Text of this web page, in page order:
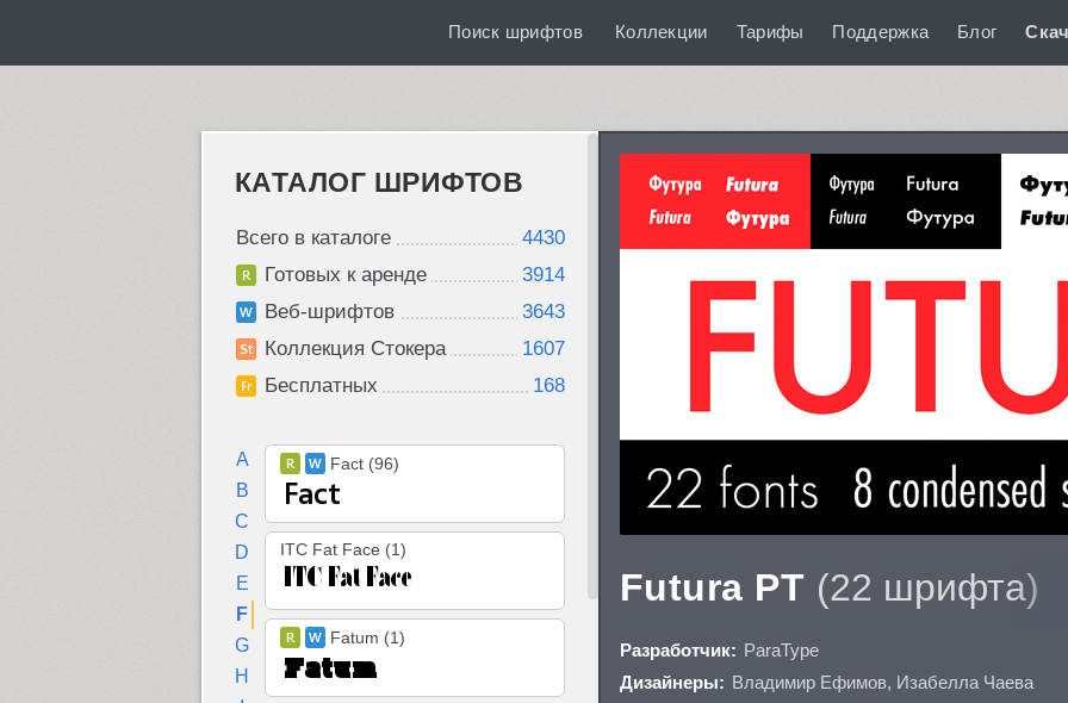
Поиск шрифтов Коллекции Тарифы Поддержка Блог
КАТАЛОГ ШРИФТОВ
Всего в каталоге
4430
Готовых к аренде
3914
Веб-шрифтов
3643
Коллекция Стокера
1607
Бесплатных
168
A
B
C
D
E
F
G
H
Fact (96)
ITC Fat Face (1)
Fatum (1)
Futura PT (22 шрифта)
Разработчик: ParaType
Дизайнеры: Владимир Ефимов, Изабелла Чаева